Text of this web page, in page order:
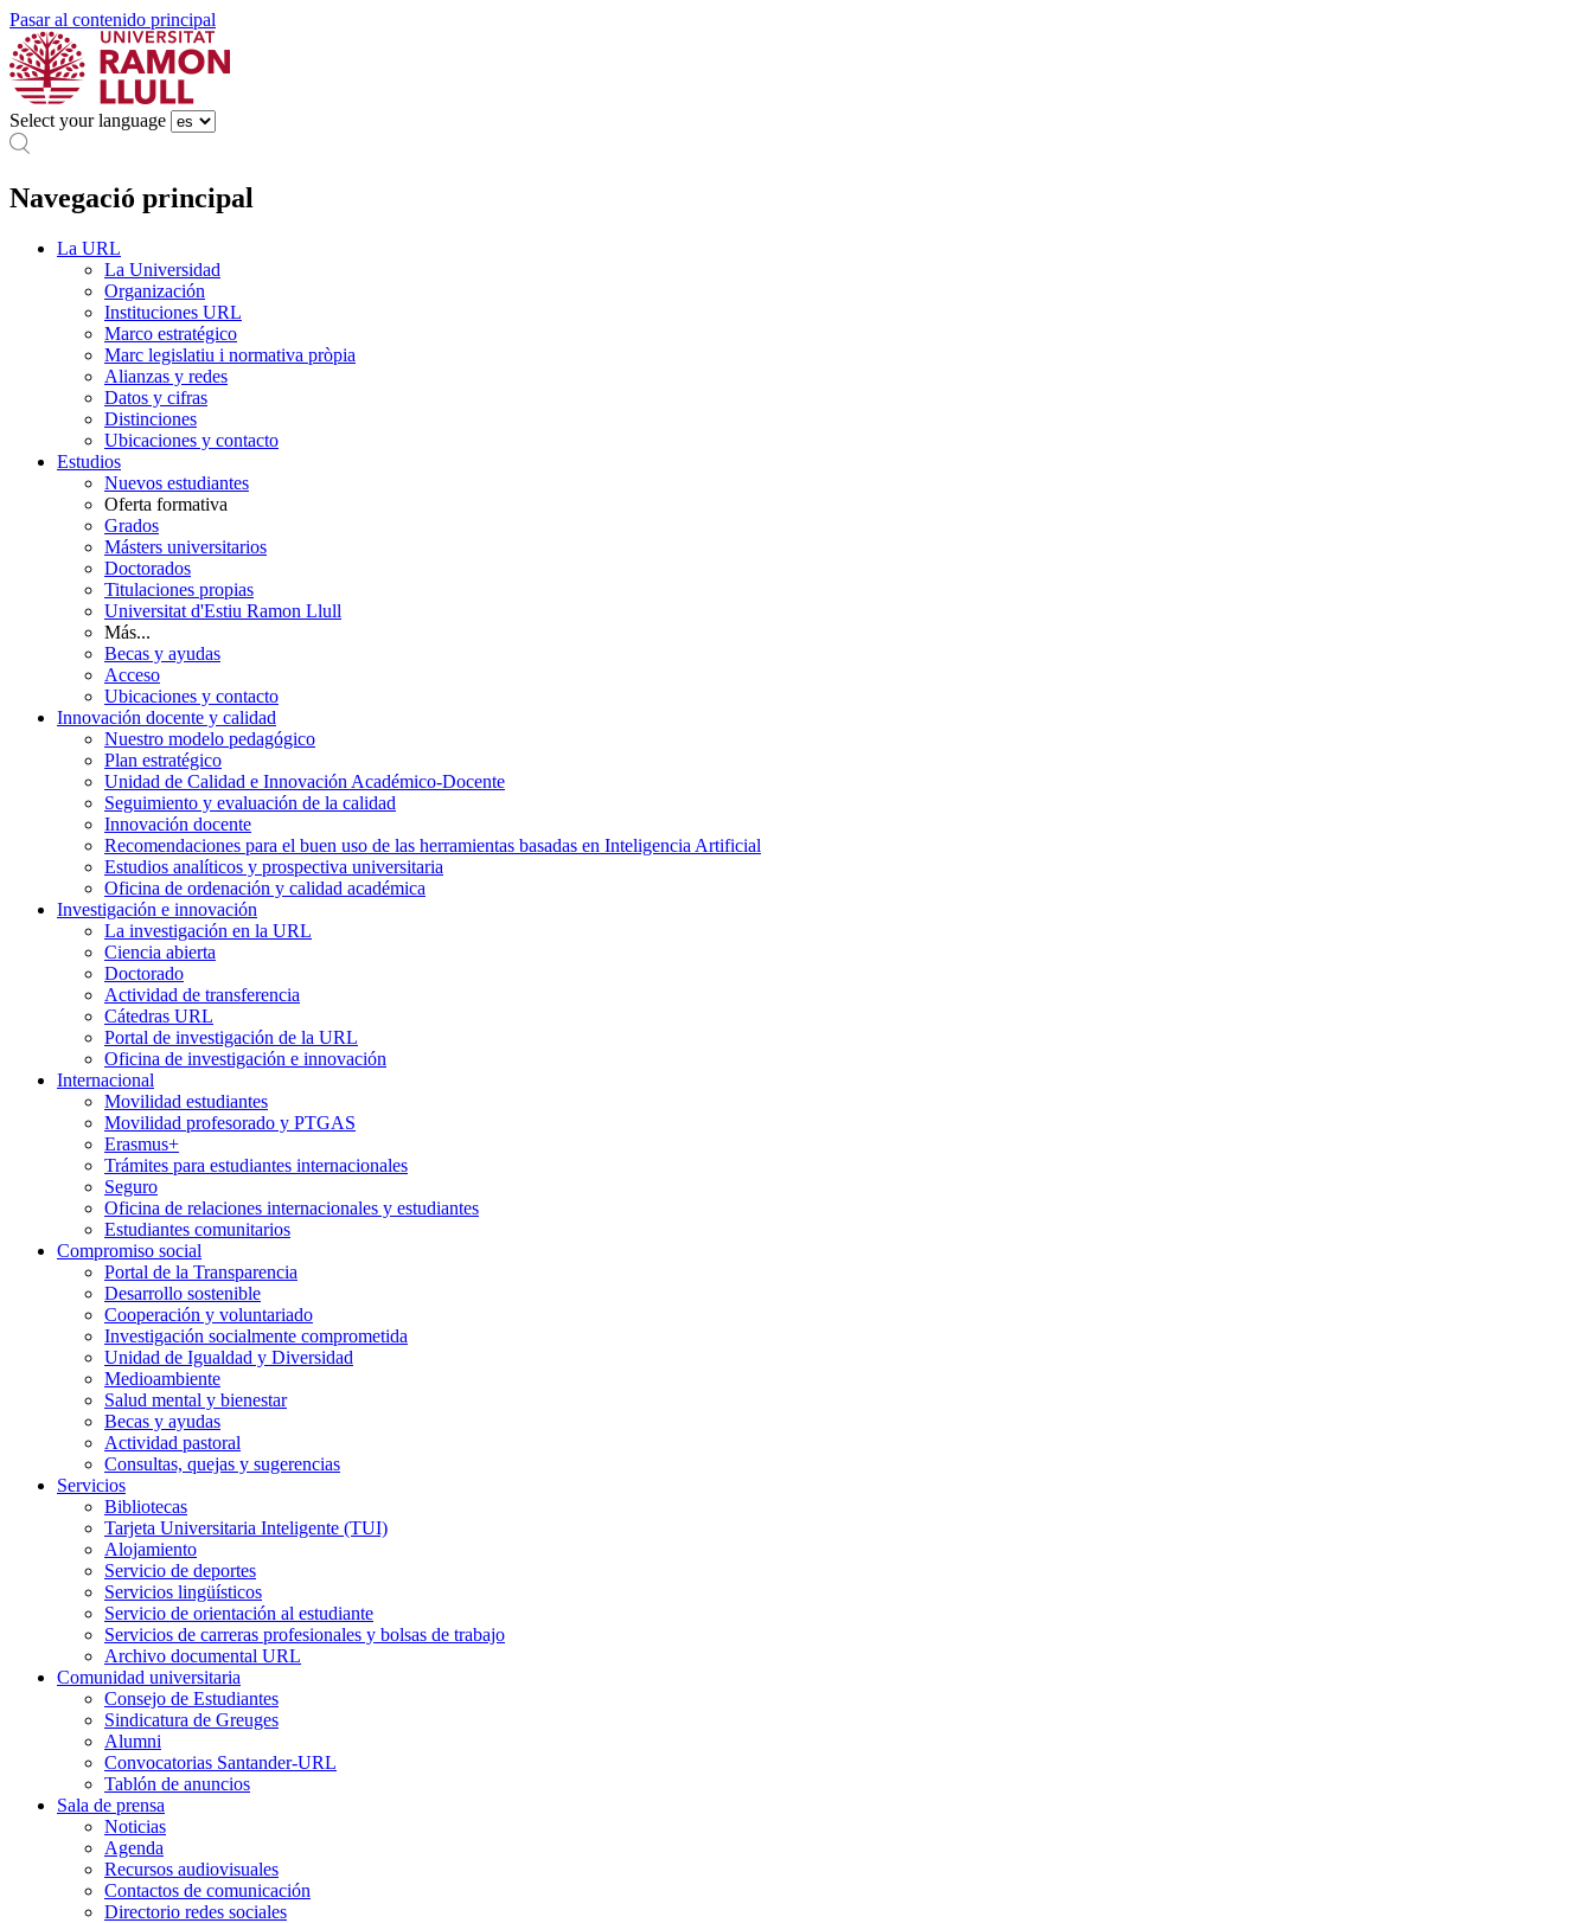
Pasar al contenido principal
Select your language
Navegació principal
La URL
La Universidad
Organización
Instituciones URL
Marco estratégico
Marc legislatiu i normativa pròpia
Alianzas y redes
Datos y cifras
Distinciones
Ubicaciones y contacto
Estudios
Nuevos estudiantes
Oferta formativa
Grados
Másters universitarios
Doctorados
Titulaciones propias
Universitat d'Estiu Ramon Llull
Más...
Becas y ayudas
Acceso
Ubicaciones y contacto
Innovación docente y calidad
Nuestro modelo pedagógico
Plan estratégico
Unidad de Calidad e Innovación Académico-Docente
Seguimiento y evaluación de la calidad
Innovación docente
Recomendaciones para el buen uso de las herramientas basadas en Inteligencia Artificial
Estudios analíticos y prospectiva universitaria
Oficina de ordenación y calidad académica
Investigación e innovación
La investigación en la URL
Ciencia abierta
Doctorado
Actividad de transferencia
Cátedras URL
Portal de investigación de la URL
Oficina de investigación e innovación
Internacional
Movilidad estudiantes
Movilidad profesorado y PTGAS
Erasmus+
Trámites para estudiantes internacionales
Seguro
Oficina de relaciones internacionales y estudiantes
Estudiantes comunitarios
Compromiso social
Portal de la Transparencia
Desarrollo sostenible
Cooperación y voluntariado
Investigación socialmente comprometida
Unidad de Igualdad y Diversidad
Medioambiente
Salud mental y bienestar
Becas y ayudas
Actividad pastoral
Consultas, quejas y sugerencias
Servicios
Bibliotecas
Tarjeta Universitaria Inteligente (TUI)
Alojamiento
Servicio de deportes
Servicios lingüísticos
Servicio de orientación al estudiante
Servicios de carreras profesionales y bolsas de trabajo
Archivo documental URL
Comunidad universitaria
Consejo de Estudiantes
Sindicatura de Greuges
Alumni
Convocatorias Santander-URL
Tablón de anuncios
Sala de prensa
Noticias
Agenda
Recursos audiovisuales
Contactos de comunicación
Directorio redes sociales